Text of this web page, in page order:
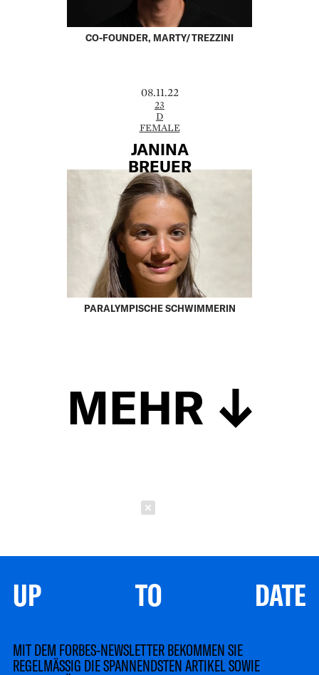
CO-FOUNDER, MARTY/TREZZINI
08.11.22
23
D
FEMALE
JANINA
BREUER
PARALYMPISCHE SCHWIMMERIN
MEHR
UP TO DATE
MIT DEM FORBES-NEWSLETTER BEKOMMEN SIE
REGELMÄSSIG DIE SPANNENDSTEN ARTIKEL SOWIE